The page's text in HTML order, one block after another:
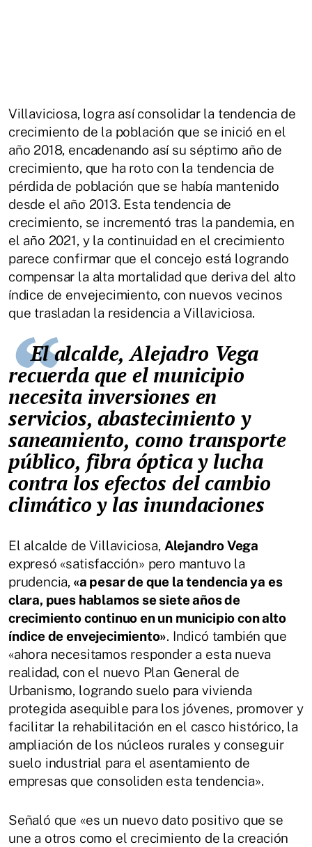
Villaviciosa, logra así consolidar la tendencia de
crecimiento de la población que se inició en el
año 2018, encadenando así su séptimo año de
crecimiento, que ha roto con la tendencia de
pérdida de población que se había mantenido
desde el año 2013. Esta tendencia de
crecimiento, se incrementó tras la pandemia, en
el año 2021, y la continuidad en el crecimiento
parece confirmar que el concejo está logrando
compensar la alta mortalidad que deriva del alto
índice de envejecimiento, con nuevos vecinos
que trasladan la residencia a Villaviciosa.
El alcalde, Alejadro Vega
recuerda que el municipio
necesita inversiones en
servicios, abastecimiento y
saneamiento, como transporte
público, fibra óptica y lucha
contra los efectos del cambio
climático y las inundaciones
El alcalde de Villaviciosa, Alejandro Vega
expresó «satisfacción» pero mantuvo la
prudencia, «a pesar de que la tendencia ya es
clara, pues hablamos se siete años de
crecimiento continuo en un municipio con alto
índice de envejecimiento». Indicó también que
«ahora necesitamos responder a esta nueva
realidad, con el nuevo Plan General de
Urbanismo, logrando suelo para vivienda
protegida asequible para los jóvenes, promover y
facilitar la rehabilitación en el casco histórico, la
ampliación de los núcleos rurales y conseguir
suelo industrial para el asentamiento de
empresas que consoliden esta tendencia».
Señaló que «es un nuevo dato positivo que se
une a otros como el crecimiento de la creación